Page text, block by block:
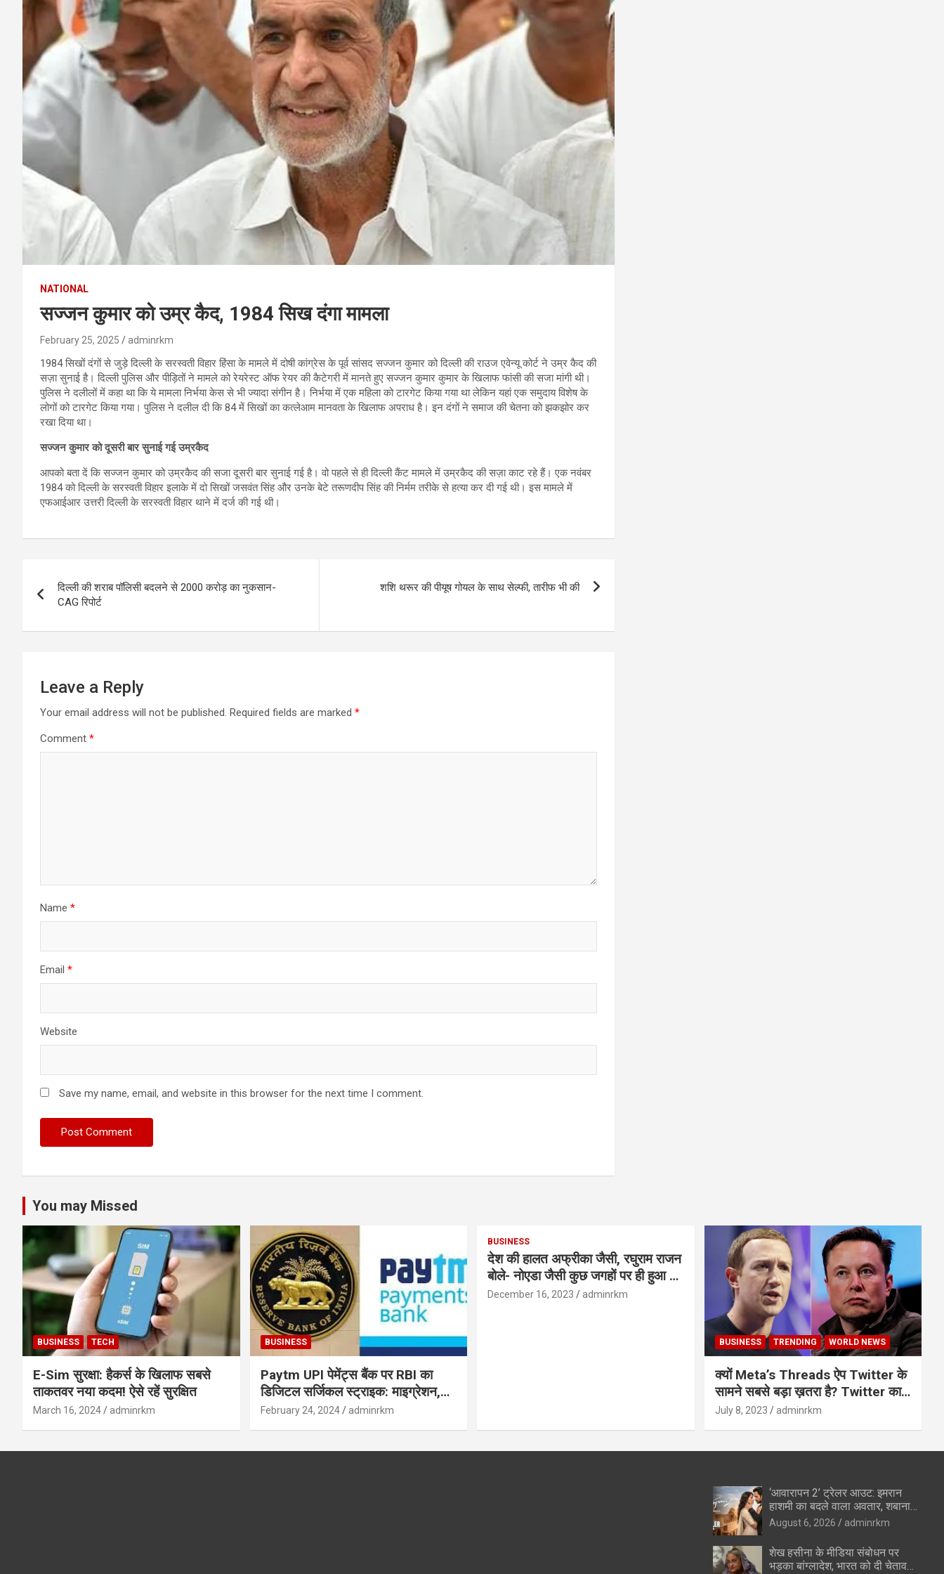
NATIONAL
सज्जन कुमार को उम्र कैद, 1984 सिख दंगा मामला
February 25, 2025 adminrkm
1984 सिखों दंगों से जुड़े दिल्ली के सरस्वती विहार हिंसा के मामले में दोषी कांग्रेस के पूर्व सांसद सज्जन कुमार को दिल्ली की राउज एवेन्यू कोर्ट ने उम्र कैद की
सज़ा सुनाई है। दिल्ली पुलिस और पीड़ितों ने मामले को रेयरेस्ट ऑफ रेयर की कैटेगरी में मानते हुए सज्जन कुमार कुमार के खिलाफ फांसी की सजा मांगी थी।
पुलिस ने दलीलों में कहा था कि ये मामला निर्भया केस से भी ज्यादा संगीन है। निर्भया में एक महिला को टारगेट किया गया था लेकिन यहां एक समुदाय विशेष के
लोगों को टारगेट किया गया। पुलिस ने दलील दी कि 84 में सिखों का कत्लेआम मानवता के खिलाफ अपराध है। इन दंगों ने समाज की चेतना को झकझोर कर
रखा दिया था।
सज्जन कुमार को दूसरी बार सुनाई गई उम्रकैद
आपको बता दें कि सज्जन कुमार को उम्रकैद की सजा दूसरी बार सुनाई गई है। वो पहले से ही दिल्ली कैंट मामले में उम्रकैद की सज़ा काट रहे हैं। एक नवंबर
1984 को दिल्ली के सरस्वती विहार इलाके में दो सिखों जसवंत सिंह और उनके बेटे तरूणदीप सिंह की निर्मम तरीके से हत्या कर दी गई थी। इस मामले में
एफआईआर उत्तरी दिल्ली के सरस्वती विहार थाने में दर्ज की गई थी।
navigation
दिल्ली की शराब पॉलिसी बदलने से 2000 करोड़ का नुकसान-
CAG रिपोर्ट
शशि थरूर की पीयूष गोयल के साथ सेल्फी, तारीफ भी की
Leave a Reply
Your email address will not be published. Required fields are marked *
Comment *
Name *
Email *
Website
Save my name, email, and website in this browser for the next time I comment.
You may Missed
BUSINESS TECH
E-Sim सुरक्षा: हैकर्स के खिलाफ सबसे
ताकतवर नया कदम! ऐसे रहें सुरक्षित
March 16, 2024 adminrkm
BUSINESS
Paytm UPI पेमेंट्स बैंक पर RBI का
डिजिटल सर्जिकल स्ट्राइक: माइग्रेशन,
सुरक्षा और उपयोगकर्ताओं के लिए सलाह!
February 24, 2024 adminrkm
BUSINESS
देश की हालत अफ्रीका जैसी, रघुराम राजन
बोले- नोएडा जैसी कुछ जगहों पर ही हुआ है
विकास : रघुराम राजन
December 16, 2023 adminrkm
BUSINESS TRENDING WORLD NEWS
क्यों Meta’s Threads ऐप Twitter के
सामने सबसे बड़ा ख़तरा है? Twitter का
अंत?
July 8, 2023 adminrkm
‘आवारापन 2’ ट्रेलर आउट: इमरान
हाशमी का बदले वाला अवतार, शबाना
आजमी के विलेन रोल ने उड़ाए होश
August 6, 2026 adminrkm
शेख हसीना के मीडिया संबोधन पर
भड़का बांग्लादेश, भारत को दी चेतावनी